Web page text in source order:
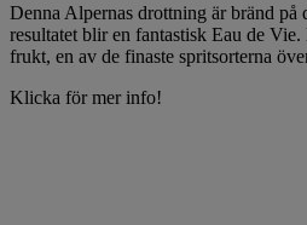
Denna Alpernas drottning är bränd på
resultatet blir en fantastisk Eau de
frukt, en av de finaste spritsorterna
Klicka för mer info!